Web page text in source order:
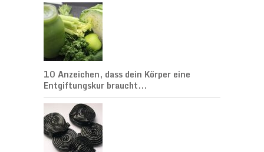
10 Anzeichen, dass dein Körper eine
Entgiftungskur braucht...